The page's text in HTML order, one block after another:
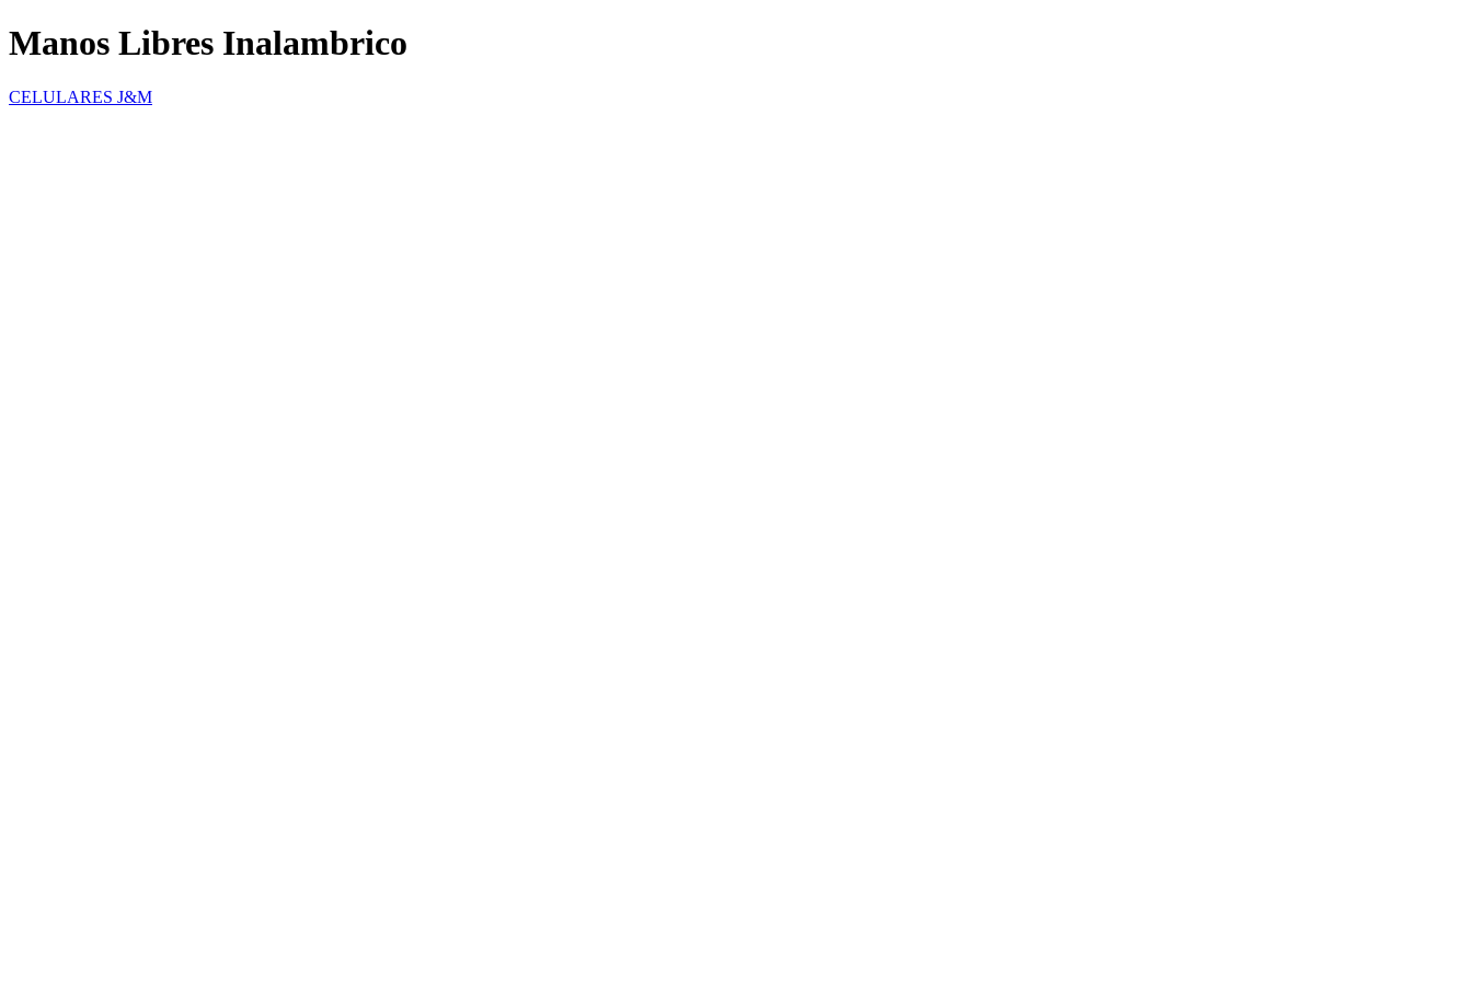
Manos Libres Inalambrico
CELULARES J&M